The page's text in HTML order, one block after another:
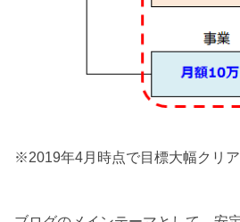
※2019年4月時点で目標大幅クリ